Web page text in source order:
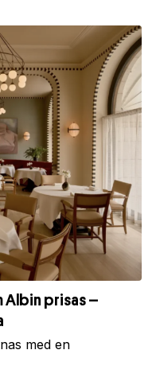
Albin prisas –
med en